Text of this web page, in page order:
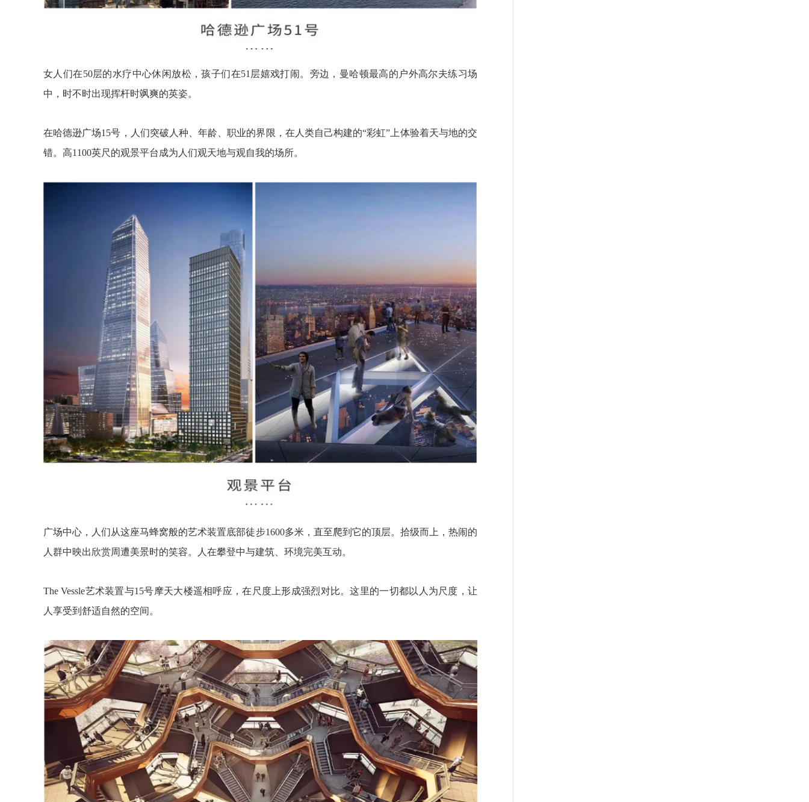
女人们在50层的水疗中心休闲放松，孩子们在51层嬉戏打闹。旁边，曼哈顿最高的户外高尔夫练习场
中，时不时出现挥杆时飒爽的英姿。
在哈德逊广场15号，人们突破人种、年龄、职业的界限，在人类自己构建的“彩虹”上体验着天与地的交
错。高1100英尺的观景平台成为人们观天地与观自我的场所。
广场中心，人们从这座马蜂窝般的艺术装置底部徒步1600多米，直至爬到它的顶层。拾级而上，热闹的
人群中映出欣赏周遭美景时的笑容。人在攀登中与建筑、环境完美互动。
The Vessle艺术装置与15号摩天大楼遥相呼应，在尺度上形成强烈对比。这里的一切都以人为尺度，让
人享受到舒适自然的空间。